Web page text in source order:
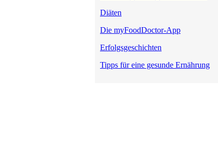
Diäten
Die myFoodDoctor-App
Erfolgsgeschichten
Tipps für eine gesunde Ernährung